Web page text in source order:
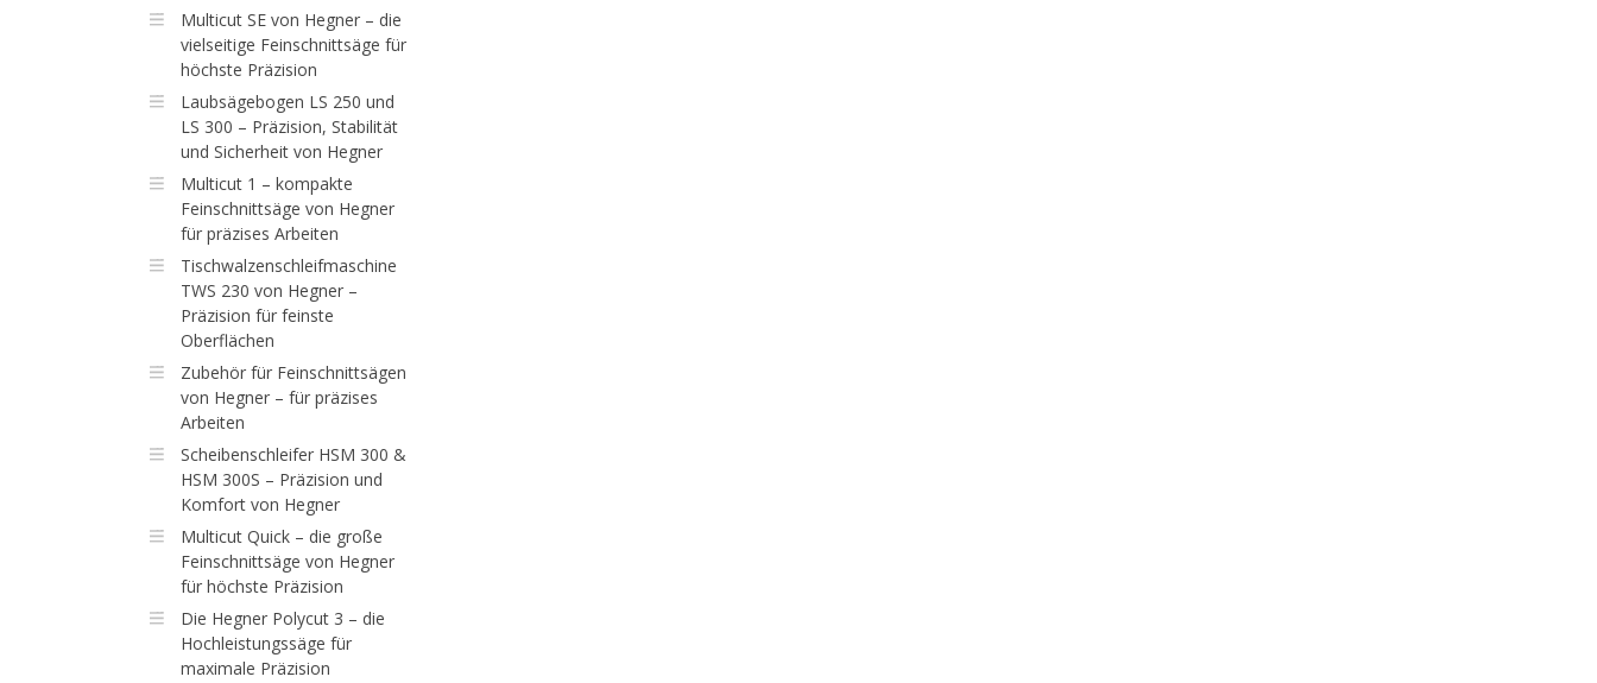
Multicut SE von Hegner – die
vielseitige Feinschnittsäge für
höchste Präzision
Laubsägebogen LS 250 und
LS 300 – Präzision, Stabilität
und Sicherheit von Hegner
Multicut 1 – kompakte
Feinschnittsäge von Hegner
für präzises Arbeiten
Tischwalzenschleifmaschine
TWS 230 von Hegner –
Präzision für feinste
Oberflächen
Zubehör für Feinschnittsägen
von Hegner – für präzises
Arbeiten
Scheibenschleifer HSM 300 &
HSM 300S – Präzision und
Komfort von Hegner
Multicut Quick – die große
Feinschnittsäge von Hegner
für höchste Präzision
Die Hegner Polycut 3 – die
Hochleistungssäge für
maximale Präzision